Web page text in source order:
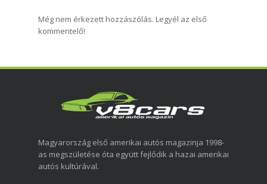
Még nem érkezett hozzászólás. Legyél az első
kommentelő!
Magyarország első amerikai autós magazinja 1998-
as megszületése óta együtt fejlődik a hazai amerikai
autós kultúrával.